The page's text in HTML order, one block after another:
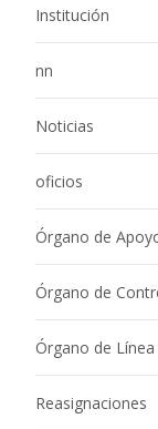
Institución
nn
Noticias
oficios
Órgano de
Órgano de
Órgano de Línea
Reasignaciones